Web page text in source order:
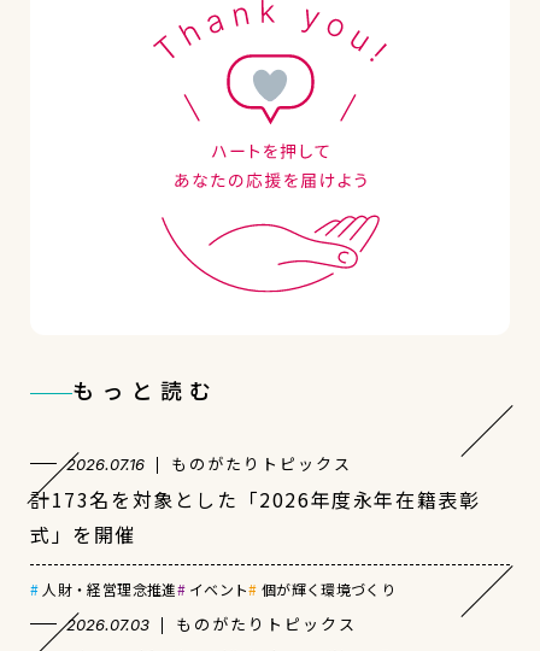
もっと読む
2026.07.16 ものがたりトピックス
計173名を対象とした「2026年度永年在籍表彰
式」を開催
人財・経営理念推進 イベント 個が輝く環境づくり
2026.07.03 ものがたりトピックス